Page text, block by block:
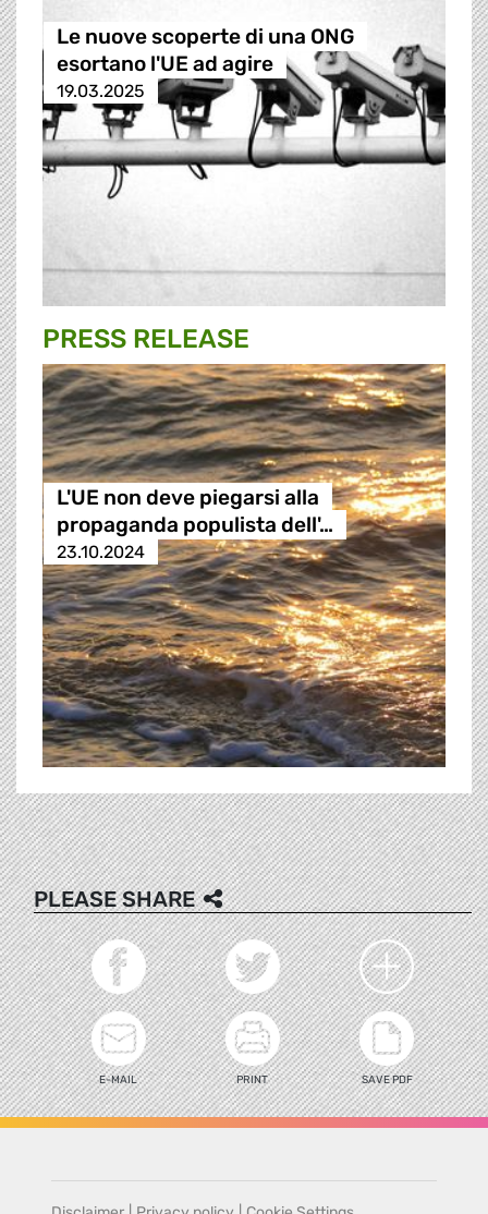
Le nuove scoperte di una ONG
esortano l'UE ad agire
19.03.2025
PRESS RELEASE
L'UE non deve piegarsi alla
propaganda populista dell'…
23.10.2024
PLEASE SHARE
E-MAIL PRINT SAVE PDF